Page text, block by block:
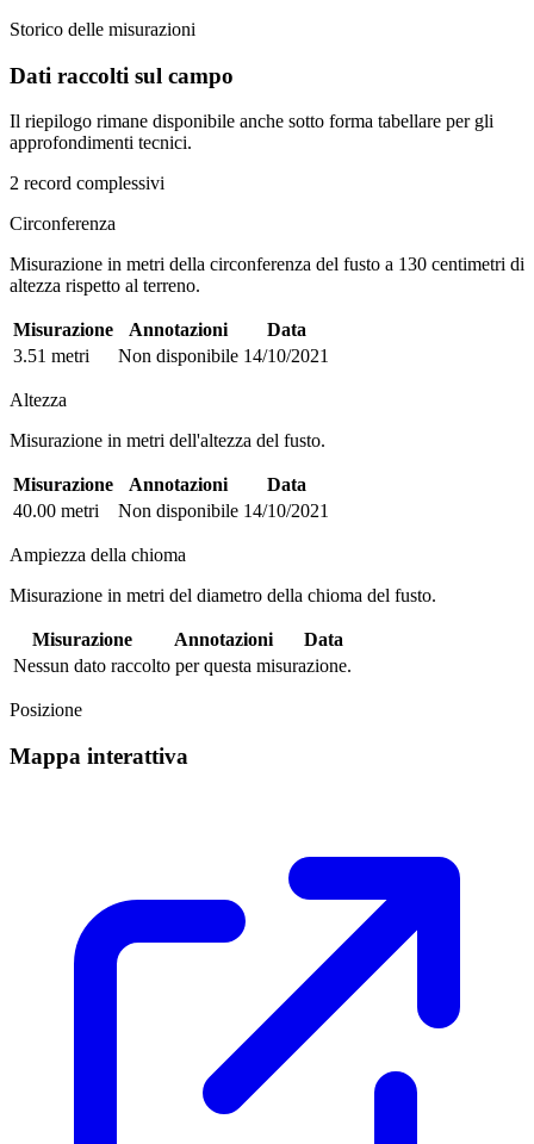
Storico delle misurazioni
Dati raccolti sul campo
Il riepilogo rimane disponibile anche sotto forma tabellare per gli
approfondimenti tecnici.
2 record complessivi
Circonferenza
Misurazione in metri della circonferenza del fusto a 130 centimetri di
altezza rispetto al terreno.
Misurazione Annotazioni
Data
3.51 metri
Non disponibile 14/10/2021
Altezza
Misurazione in metri dell'altezza del fusto.
Misurazione Annotazioni
Data
40.00 metri
Non disponibile 14/10/2021
Ampiezza della chioma
Misurazione in metri del diametro della chioma del fusto.
Misurazione Annotazioni
Data
Nessun dato raccolto per questa misurazione.
Posizione
Mappa interattiva